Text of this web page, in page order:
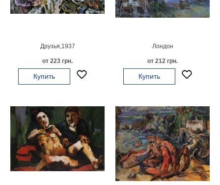
Друзья,1937
от 223 грн.
Купить
Лондон
от 212 грн.
Купить